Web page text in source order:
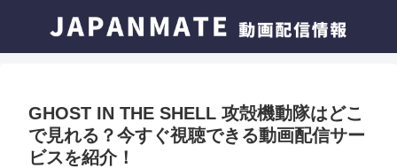
GHOST IN THE SHELL 攻殻機動隊はどこ
で見れる？今すぐ視聴できる動画配信サー
ビスを紹介！